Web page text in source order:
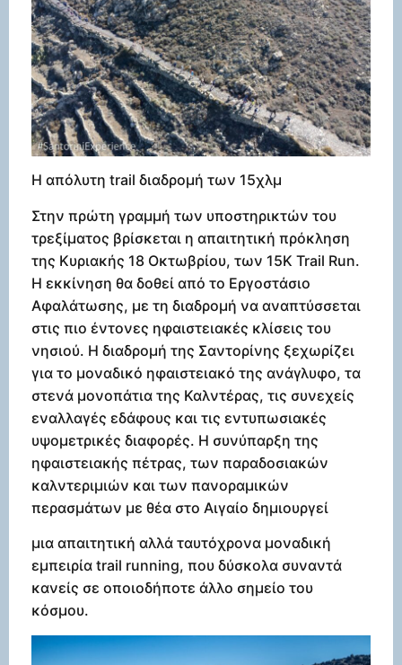
Η απόλυτη trail διαδρομή των 15χλμ
Στην πρώτη γραμμή των υποστηρικτών του
τρεξίματος βρίσκεται η απαιτητική πρόκληση
της Κυριακής 18 Οκτωβρίου, των 15K Trail Run.
Η εκκίνηση θα δοθεί από το Εργοστάσιο
Αφαλάτωσης, με τη διαδρομή να αναπτύσσεται
στις πιο έντονες ηφαιστειακές κλίσεις του
νησιού. Η διαδρομή της Σαντορίνης ξεχωρίζει
για το μοναδικό ηφαιστειακό της ανάγλυφο, τα
στενά μονοπάτια της Καλντέρας, τις συνεχείς
εναλλαγές εδάφους και τις εντυπωσιακές
υψομετρικές διαφορές. Η συνύπαρξη της
ηφαιστειακής πέτρας, των παραδοσιακών
καλντεριμιών και των πανοραμικών
περασμάτων με θέα στο Αιγαίο δημιουργεί
μια απαιτητική αλλά ταυτόχρονα μοναδική
εμπειρία trail running, που δύσκολα συναντά
κανείς σε οποιοδήποτε άλλο σημείο του
κόσμου.